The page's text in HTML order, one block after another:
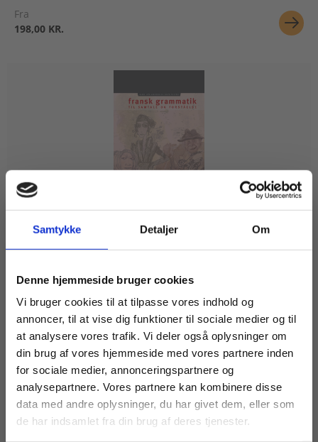
Samtykke Detaljer Om
Denne hjemmeside bruger cookies
Vi bruger cookies til at tilpasse vores indhold og
annoncer, til at vise dig funktioner til sociale medier og til
at analysere vores trafik. Vi deler også oplysninger om
din brug af vores hjemmeside med vores partnere inden
for sociale medier, annonceringspartnere og
analysepartnere. Vores partnere kan kombinere disse
data med andre oplysninger, du har givet dem, eller som
de har indsamlet fra din brug af deres tjenester.
Fra
198,00 KR.
Fra
79,00 KR.
Køb læremidler og find masterclasses mm.
Fortsæt som:
For privatkunder og
studerende. Du får
vist priser inkl.
For institutioner og
virksomheder. Du
får vist priser ekskl.